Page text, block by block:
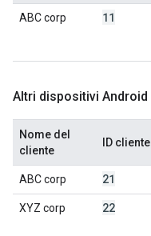
ABC corp 11
Altri dispositivi Android
Nome del
cliente
ID cliente
ABC corp 21
XYZ corp 22